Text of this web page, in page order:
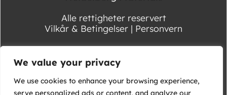
We value your privacy
We use cookies to enhance your browsing experience,
serve personalized ads or content, and analyze our
Alle rettigheter reservert
Vilkår & Betingelser | Personvern